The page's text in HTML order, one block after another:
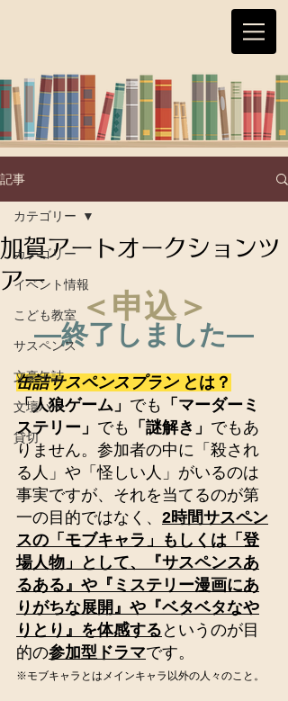
記事
カテゴリー
イベント情報
こども教室
サスペンス
文豪缶詰
文壇バー
貸切
カテゴリー
加賀アートオークションツ
アー
＜申込＞
―終了しました―
缶詰サスペンスプラン とは？
「人狼ゲーム」 でも
「マーダーミ
ステリー」 でも 「謎解き」 でもあ
りません。参加者の中に「殺され
る人」や「怪しい人」がいるのは
事実ですが、それを当てるのが第
一の目的ではなく、 2時間サスペン
スの「モブキャラ」もしくは「登
場人物」として、『サスペンスあ
るある』や『ミステリー漫画にあ
りがちな展開』や『ベタベタなや
りとり』を体感する というのが目
的の参加型ドラマです。
※モブキャラとはメインキャラ以外の人々のこと。